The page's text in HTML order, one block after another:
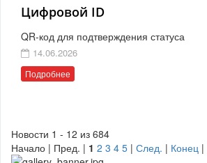
Цифровой ID
QR-код для подтверждения статуса
14.06.2026
Подробнее
Новости 1 - 12 из 684
Начало | Пред. | 1 2 3 4 5 | След. | Конец |